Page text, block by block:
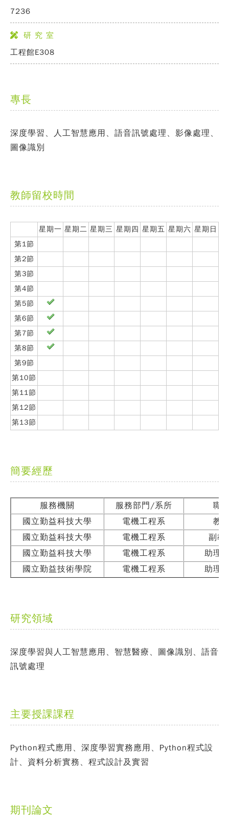
7236
研 究 室
工程館E308
專長
深度學習、人工智慧應用、語音訊號處理、影像處理、
圖像識別
教師留校時間
星期一 星期二 星期三 星期四 星期五 星期六 星期日
第1節
第2節
第3節
第4節
第5節
第6節
第7節
第8節
第9節
第10節
第11節
第12節
第13節
簡要經歷
服務機關 服務部門/系所
職
國立勤益科技大學
電機工程系
教
國立勤益科技大學
電機工程系
副教
國立勤益科技大學
電機工程系
助理
國立勤益技術學院
電機工程系 助理
研究領域
深度學習與人工智慧應用、智慧醫療、圖像識別、語音
訊號處理
主要授課課程
Python程式應用、深度學習實務應用、Python程式設
計、資料分析實務、程式設計及實習
期刊論文